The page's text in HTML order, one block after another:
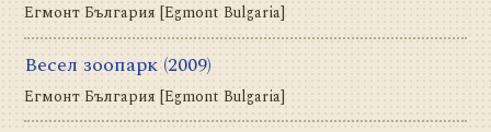
Егмонт България [Egmont Bulgaria]
Весел зоопарк (2009)
Егмонт България [Egmont Bulgaria]